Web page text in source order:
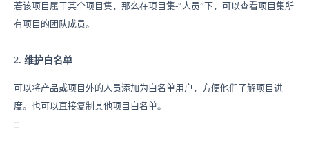
若该项目属于某个项目集，那么在项目集-“人员”下，可以查看项目集所
有项目的团队成员。
2. 维护白名单
可以将产品或项目外的人员添加为白名单用户，方便他们了解项目进
度。也可以直接复制其他项目白名单。